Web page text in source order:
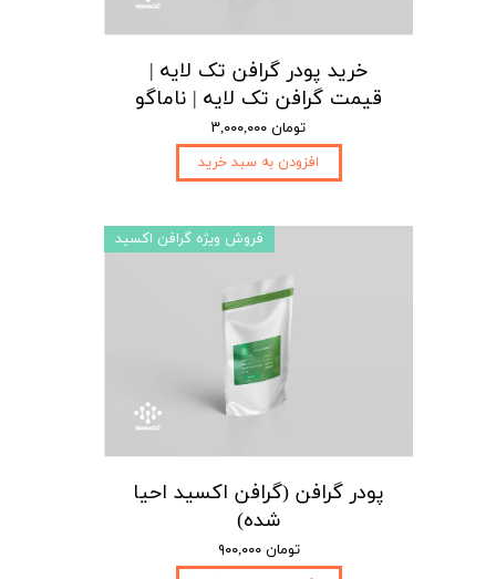
خرید پودر گرافن تک لایه |
قیمت گرافن تک لایه | ناماگو
۳,۰۰۰,۰۰۰ تومان
افزودن به سبد خرید
پودر گرافن (گرافن اکسید احیا
شده)
۹۰۰,۰۰۰ تومان
فروش ویژه گرافن اکسید